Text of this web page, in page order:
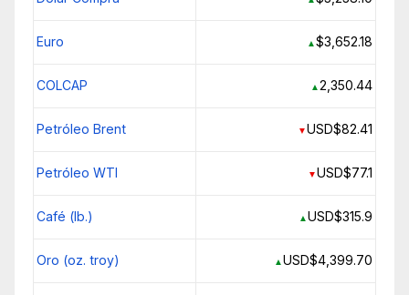
Euro ▲$3,652.18
COLCAP ▲2,350.44
Petróleo Brent ▼USD$82.41
Petróleo WTI ▼USD$77.1
Café (lb.) ▲USD$315.9
Oro (oz. troy) ▲USD$4,399.70